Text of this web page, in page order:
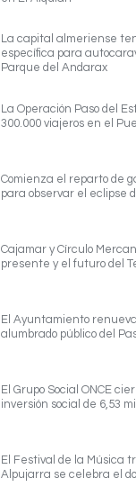
La capital almeriense
específica para
Parque del Andarax
La Operación Paso del
300.000 viajeros en el
Comienza el reparto de
para observar el eclipse
Cajamar y Círculo
presente y el futuro del
El Ayuntamiento
alumbrado público del
El Grupo Social ONCE
inversión social de 6,53
El Festival de la Música
Alpujarra se celebra el